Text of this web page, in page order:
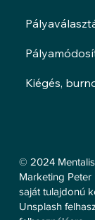
© 2024
Marketing Peter
saját tulajdonú
Unsplash
Kiégés,